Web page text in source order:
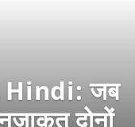
Hindi: जब
दोनों